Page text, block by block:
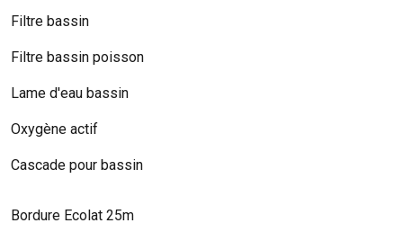
Filtre bassin
Filtre bassin poisson
Lame d'eau bassin
Oxygène actif
Cascade pour bassin
Bordure Ecolat 25m